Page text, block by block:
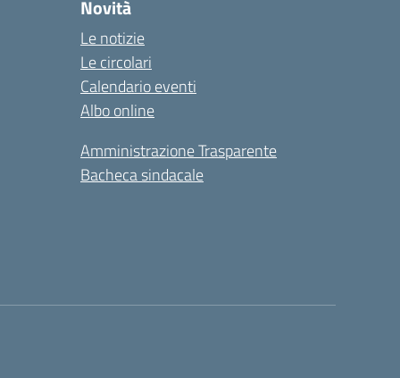
Novità
Le notizie
Le circolari
Calendario eventi
Albo online
Amministrazione Trasparente
Bacheca sindacale